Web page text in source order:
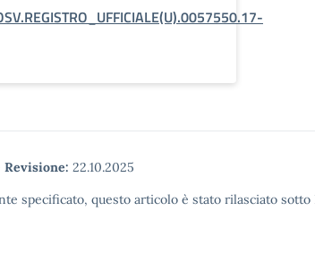
Revisione: 22.10.2025
specificato, questo articolo è stato rilasciato